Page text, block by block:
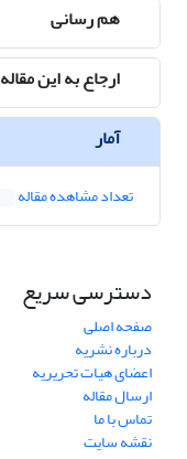
هم رسانی
ارجاع به این مقاله
آمار
تعداد مشاهده مقاله
دسترسی سریع
صفحه اصلی
درباره نشریه
اعضای هیات تحریریه
ارسال مقاله
تماس با ما
نقشه سایت